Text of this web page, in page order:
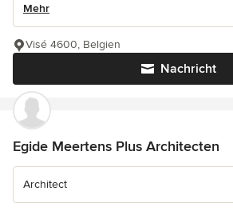
Mehr
Nachricht
Visé 4600, Belgien
Egide Meertens Plus Architecten
Architect